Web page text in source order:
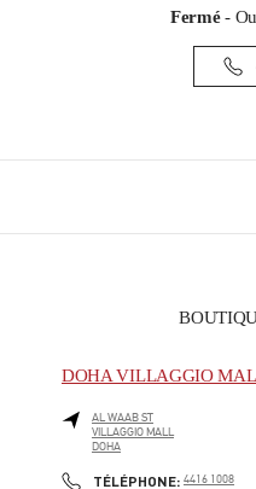
Fermé-
DOHA VILLAGGIO
AL WAAB ST
VILLAGGIO MALL
DOHA
TÉLÉPHONE: PHONE
4416 1008